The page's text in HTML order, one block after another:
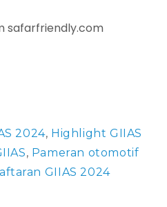
safarfriendly.com
2024, Highlight GIIAS
, Pameran otomotif
GIIAS 2024